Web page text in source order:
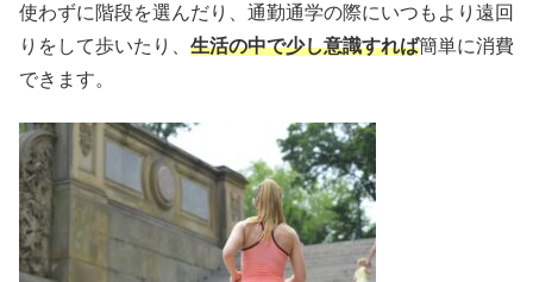
使わずに階段を選んだり、通勤通学の際にいつもより遠回
りをして歩いたり、 生活の中で少し意識すれば簡単に消費
できます。